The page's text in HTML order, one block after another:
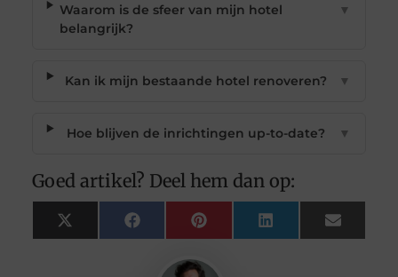
Waarom is de sfeer van mijn hotel
belangrijk?
▼
Kan ik mijn bestaande hotel renoveren? ▼
Hoe blijven de inrichtingen up-to-date? ▼
Goed artikel? Deel hem dan op:
X
(Twitter)
FacebookPinterest LinkedIn Email